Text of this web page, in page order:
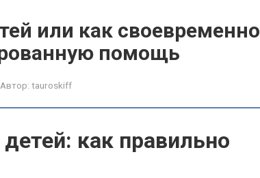
или как своевременно
помощь
Автор: tauroskiff
как правильно